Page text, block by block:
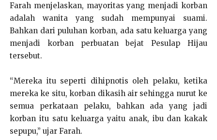
Farah menjelaskan, mayoritas yang menjadi korban
adalah wanita yang sudah mempunyai suami.
Bahkan dari puluhan korban, ada satu keluarga yang
menjadi korban perbuatan bejat Pesulap Hijau
tersebut.
“Mereka itu seperti dihipnotis oleh pelaku, ketika
mereka ke situ, korban dikasih air sehingga nurut ke
semua perkataan pelaku, bahkan ada yang jadi
korban itu satu keluarga yaitu anak, ibu dan kakak
sepupu,” ujar Farah.